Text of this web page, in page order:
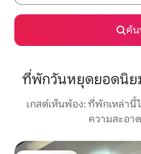
ค้น
ที่พักวันหยุดยอดนิย
เกสต์เห็นพ้อง: ที่พักเหล่า
ความสะอา